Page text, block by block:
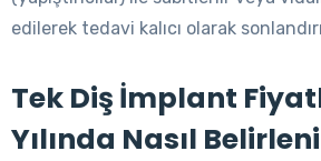
edilerek tedavi kalıcı olarak
Tek Diş İmplant
Yılında Nasıl